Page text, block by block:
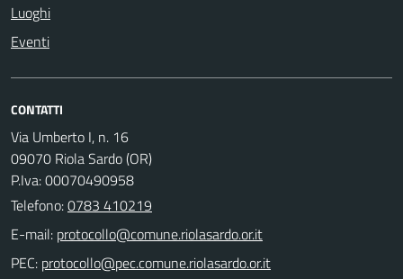
Luoghi
Eventi
CONTATTI
Via Umberto I, n. 16
09070 Riola Sardo (OR)
P.Iva: 00070490958
Telefono:0783 410219
E-mail:
PEC: